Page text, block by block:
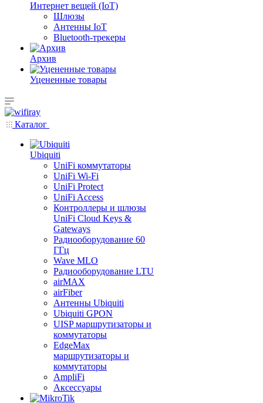
Интернет вещей (IoT)
Шлюзы
Антенны IoT
Bluetooth-трекеры
Архив
Уцененные товары
Каталог
Ubiquiti
UniFi коммутаторы
UniFi Wi-Fi
UniFi Protect
UniFi Access
Контроллеры и шлюзы
UniFi Cloud Keys &
Gateways
Радиооборудование 60
ГГц
Wave MLO
Радиооборудование LTU
airMAX
airFiber
Антенны Ubiquiti
Ubiquiti GPON
UISP маршрутизаторы и
коммутаторы
EdgeMax
маршрутизаторы и
коммутаторы
AmpliFi
Аксессуары